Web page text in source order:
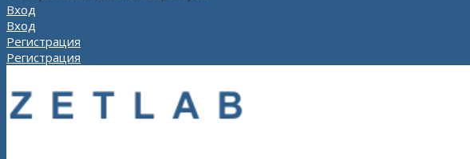
Вход
Вход
Регистрация
Регистрация